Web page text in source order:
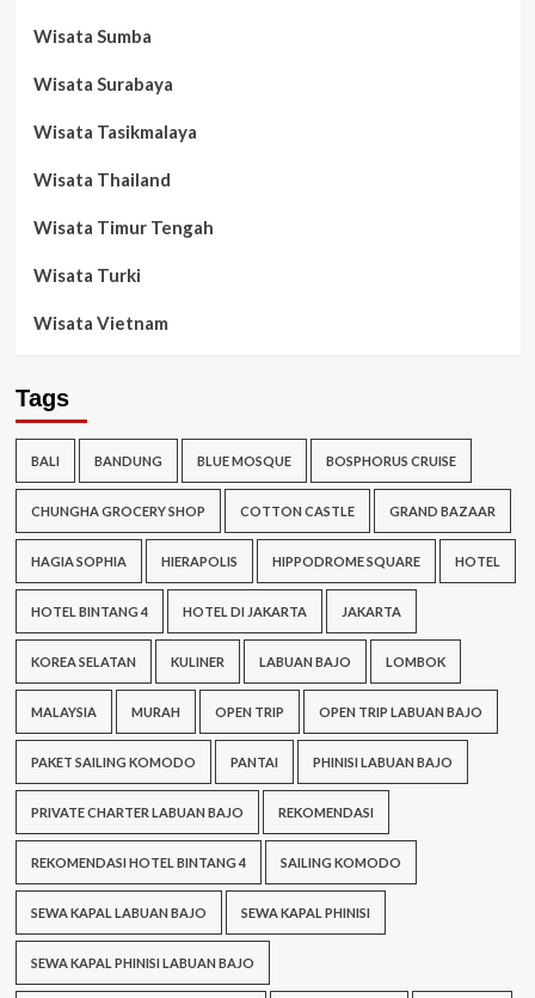
Wisata Sumba
Wisata Surabaya
Wisata Tasikmalaya
Wisata Thailand
Wisata Timur Tengah
Wisata Turki
Wisata Vietnam
Tags
BALI BANDUNG BLUE MOSQUE BOSPHORUS CRUISE
CHUNGHA GROCERY SHOP COTTON CASTLE GRAND BAZAAR
HAGIA SOPHIA HIERAPOLIS HIPPODROME SQUARE HOTEL
HOTEL BINTANG 4 HOTEL DI JAKARTA JAKARTA
KOREA SELATAN KULINER LABUAN BAJO LOMBOK
MALAYSIA MURAH OPEN TRIP OPEN TRIP LABUAN BAJO
PAKET SAILING KOMODO PANTAI PHINISI LABUAN BAJO
PRIVATE CHARTER LABUAN BAJO REKOMENDASI
REKOMENDASI HOTEL BINTANG 4 SAILING KOMODO
SEWA KAPAL LABUAN BAJO SEWA KAPAL PHINISI
SEWA KAPAL PHINISI LABUAN BAJO